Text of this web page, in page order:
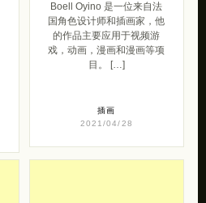
Boell Oyino 是一位来自法
国角色设计师和插画家，他
的作品主要应用于视频游
戏，动画，漫画和漫画等项
目。 […]
插画
2021/04/28